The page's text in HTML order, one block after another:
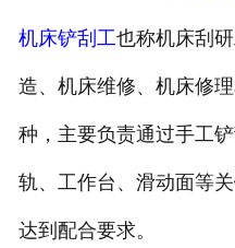
机床铲刮工也称机床刮
造、机床维修、机床修
种，主要负责通过手工
轨、工作台、滑动面等
达到配合要求。